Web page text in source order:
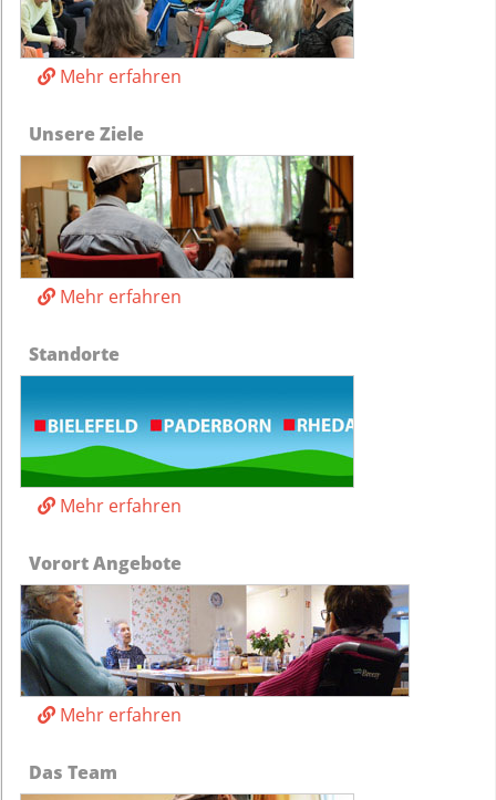
Mehr erfahren
Unsere Ziele
Mehr erfahren
Standorte
Mehr erfahren
Vorort Angebote
Mehr erfahren
Das Team